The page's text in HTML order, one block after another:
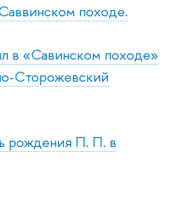
походе.
в «Савинском походе»
Сторожевский
рождения П. П. в